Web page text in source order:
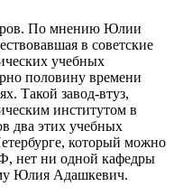
По мнению Юлии
в советские
учебных
половину времени
Такой завод-втуз,
институтом в
два этих учебных
который можно
нет ни одной кафедры
Юлия Адашкевич.